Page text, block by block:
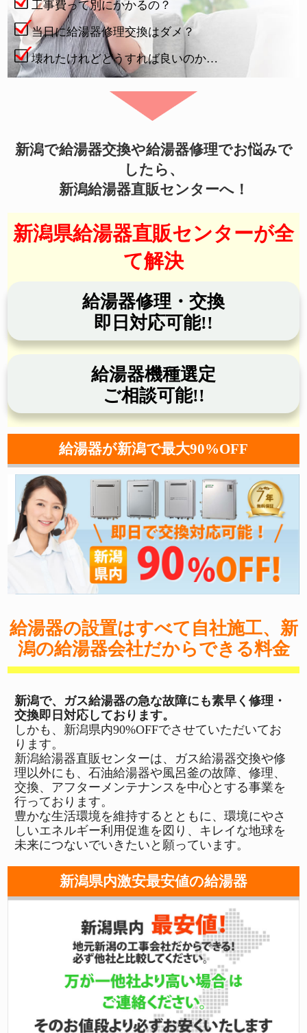
工事費って別にかかるの？
当日に給湯器修理交換はダメ？
壊れたけれどどうすれば良いのか…
新潟で給湯器交換や給湯器修理でお悩みで
したら、
新潟給湯器直販センターへ！
新潟県給湯器直販センターが全
て解決
給湯器修理・交換
即日対応可能!!
給湯器機種選定
ご相談可能!!
給湯器が新潟で最大90%OFF
給湯器の設置はすべて自社施工、新
潟の給湯器会社だからできる料金
新潟で、ガス給湯器の急な故障にも素早く修理・
交換即日対応しております。
しかも、新潟県内90%OFFでさせていただいてお
ります。
新潟給湯器直販センターは、ガス給湯器交換や修
理以外にも、石油給湯器や風呂釜の故障、修理、
交換、アフターメンテナンスを中心とする事業を
行っております。
豊かな生活環境を維持するとともに、環境にやさ
しいエネルギー利用促進を図り、キレイな地球を
未来につないでいきたいと願っています。
新潟県内激安最安値の給湯器